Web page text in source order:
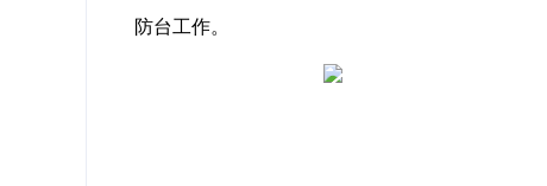
防台工作。